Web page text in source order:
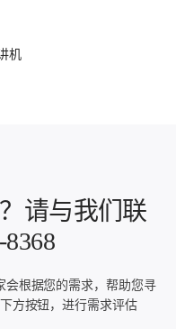
机
请与我们联
8368
会根据您的需求，帮助您寻
方按钮，进行需求评估